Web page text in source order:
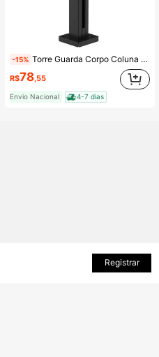
-15% Torre Guarda Corpo Coluna Pinça Inox Preto 40cm Para Vidro
R$78,55
Envio Nacional 4-7 dias
AO CARRINHO Registrar